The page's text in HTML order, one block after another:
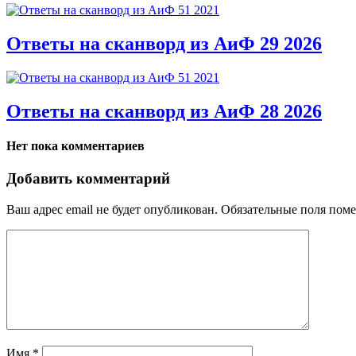
Ответы на сканворд из АиФ 29 2026
Ответы на сканворд из АиФ 28 2026
Нет пока комментариев
Добавить комментарий
Ваш адрес email не будет опубликован. Обязательные поля
Имя *